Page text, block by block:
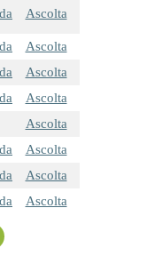
Ascolta
Ascolta
Ascolta
Ascolta
Ascolta
Ascolta
Ascolta
Ascolta